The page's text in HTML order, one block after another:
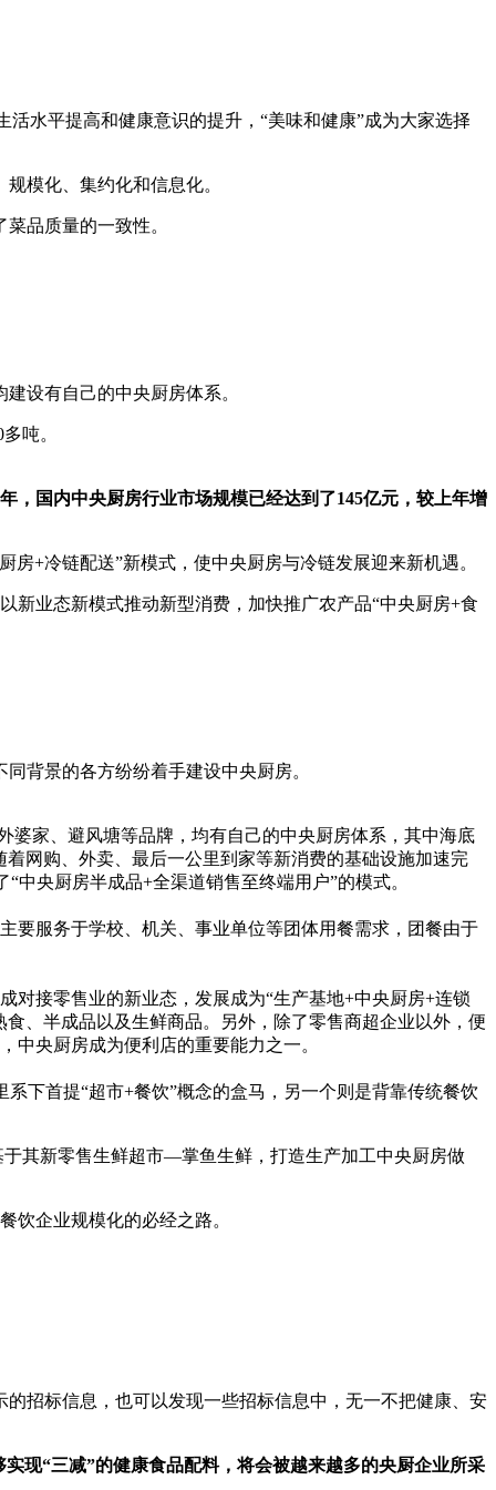
水平提高和健康意识的提升，“美味和健康”成为大家选择
模化、集约化和信息化。
品质量的一致性。
设有自己的中央厨房体系。
吨。
，国内中央厨房行业市场规模已经达到了145亿元，较上年增
+冷链配送”新模式，使中央厨房与冷链发展迎来新机遇。
新业态新模式推动新型消费，加快推广农产品“中央厨房+食
背景的各方纷纷着手建设中央厨房。
婆家、避风塘等品牌，均有自己的中央厨房体系，其中海底
网购、外卖、最后一公里到家等新消费的基础设施加速完
央厨房半成品+全渠道销售至终端用户”的模式。
要服务于学校、机关、事业单位等团体用餐需求，团餐由于
对接零售业的新业态，发展成为“生产基地+中央厨房+连锁
、半成品以及生鲜商品。另外，除了零售商超企业以外，便
中央厨房成为便利店的重要能力之一。
下首提“超市+餐饮”概念的盒马，另一个则是背靠传统餐饮
其新零售生鲜超市—掌鱼生鲜，打造生产加工中央厨房做
饮企业规模化的必经之路。
招标信息，也可以发现一些招标信息中，无一不把健康、安
实现“三减”的健康食品配料，将会被越来越多的央厨企业所采